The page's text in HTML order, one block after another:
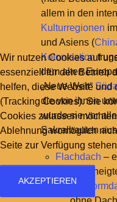
allem in den
Kulturregionen
und Asiens (
Kolonisation
dem alten
„Neue Welt“
die von ihnen
wurde sie vor
Sakralbauten
Flachdach –
Grad)
Wir nutzen Cookies auf
essenziell für den Betrieb
helfen, diese Website und
(Tracking Cookies). Sie
Cookies zulassen
Ablehnung womöglich
Seite zur Verfügung
AKZEPTIEREN